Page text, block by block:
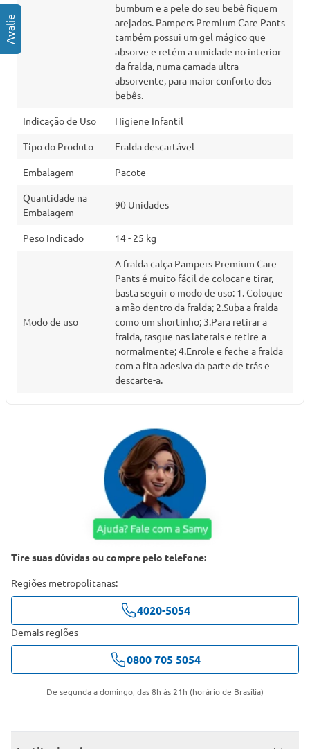
bumbum e a pele do seu bebê fiquem
arejados. Pampers Premium Care Pants
também possui um gel mágico que
absorve e retém a umidade no interior
da fralda, numa camada ultra
absorvente, para maior conforto dos
bebês.
Indicação de Uso Higiene Infantil
Tipo do Produto Fralda descartável
Embalagem Pacote
Quantidade na
Embalagem
90 Unidades
Peso Indicado 14 - 25 kg
Modo de uso
A fralda calça Pampers Premium Care
Pants é muito fácil de colocar e tirar,
basta seguir o modo de uso: 1. Coloque
a mão dentro da fralda; 2.Suba a fralda
como um shortinho; 3.Para retirar a
fralda, rasgue nas laterais e retire-a
normalmente; 4.Enrole e feche a fralda
com a fita adesiva da parte de trás e
descarte-a.
Tire suas dúvidas ou compre pelo telefone:
Regiões metropolitanas:
4020-5054
Demais regiões
0800 705 5054
De segunda a domingo, das 8h às 21h (horário de Brasília)